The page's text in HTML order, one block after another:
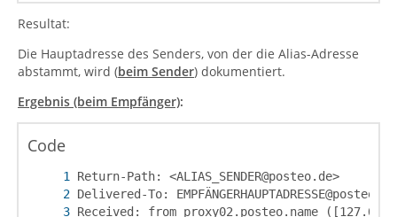
Resultat:
Die Hauptadresse des Senders, von der die Alias-Adresse
abstammt, wird (beim Sender) dokumentiert.
Ergebnis (beim Empfänger):
Code